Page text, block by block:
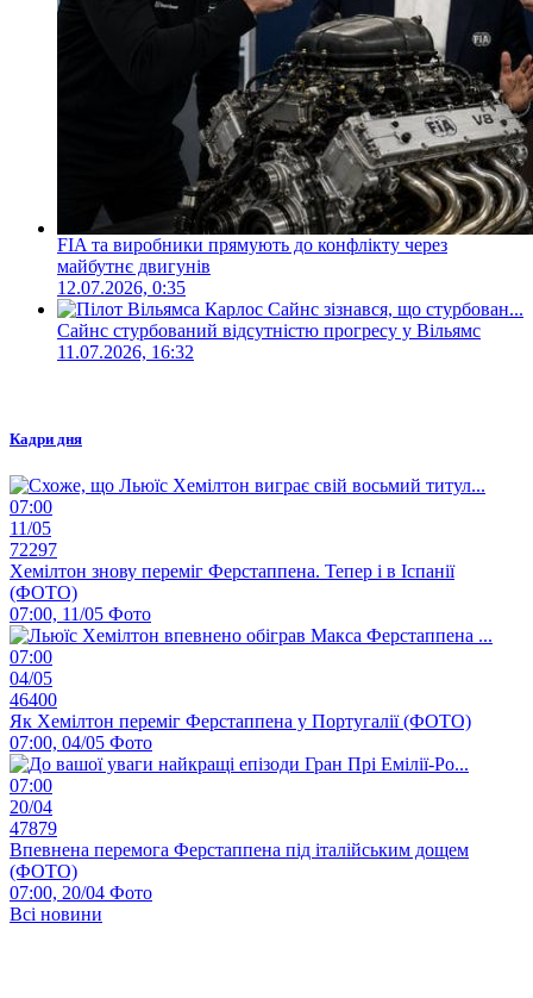
FIA та виробники прямують до конфлікту через
майбутнє двигунів
12.07.2026, 0:35
Сайнс стурбований відсутністю прогресу у Вільямс
11.07.2026, 16:32
Кадри дня
07:00
11/05
72297
Хемілтон знову переміг Ферстаппена. Тепер і в Іспанії
(ФОТО)
07:00, 11/05 Фото
07:00
04/05
46400
Як Хемілтон переміг Ферстаппена у Португалії (ФОТО)
07:00, 04/05 Фото
07:00
20/04
47879
Впевнена перемога Ферстаппена під італійським дощем
(ФОТО)
07:00, 20/04 Фото
Всі новини